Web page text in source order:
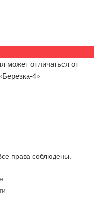
может отличаться от
4»
права соблюдены.